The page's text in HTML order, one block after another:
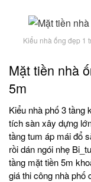
Kiểu nhà ống đẹp 1
Mặt tiền nhà
5m
Kiểu nhà phố 3 tầng
tích sàn xây dựng
tầng tum áp mái đổ
rồi dán ngói nhẹ
tầng mặt tiền 5m
giá thi công nhà phố